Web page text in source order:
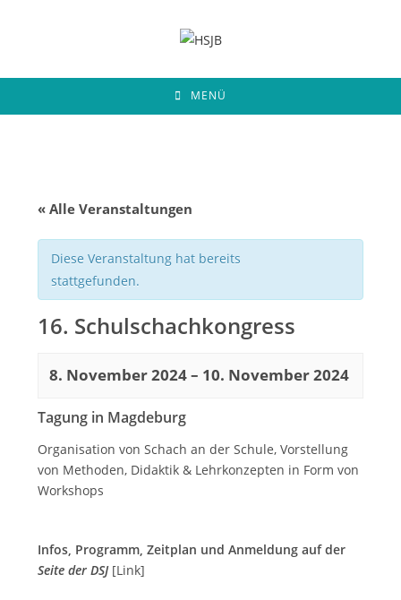
MENÜ
« Alle Veranstaltungen
Diese Veranstaltung hat bereits
stattgefunden.
16. Schulschachkongress
8. November 2024– 10. November 2024
Tagung in Magdeburg
Organisation von Schach an der Schule, Vorstellung
von Methoden, Didaktik & Lehrkonzepten in Form von
Workshops
Infos, Programm, Zeitplan und Anmeldungauf der
Seite der DSJ[Link]